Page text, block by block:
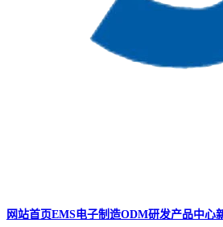
网站首页EMS电子制造ODM研发产品中心